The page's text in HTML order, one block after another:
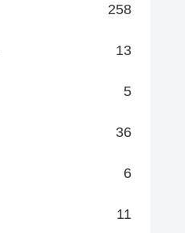
258
13
5
36
6
11